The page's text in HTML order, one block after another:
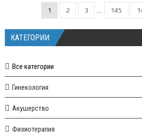
1 2 3 ... 145
КАТЕГОРИИ
Все категории
Гинекология
Акушерство
Физиотерапия